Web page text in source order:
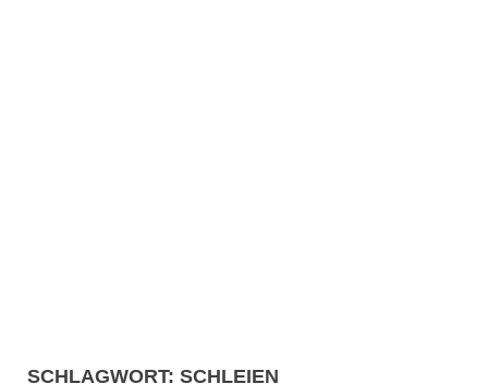
SCHLAGWORT: SCHLEIEN